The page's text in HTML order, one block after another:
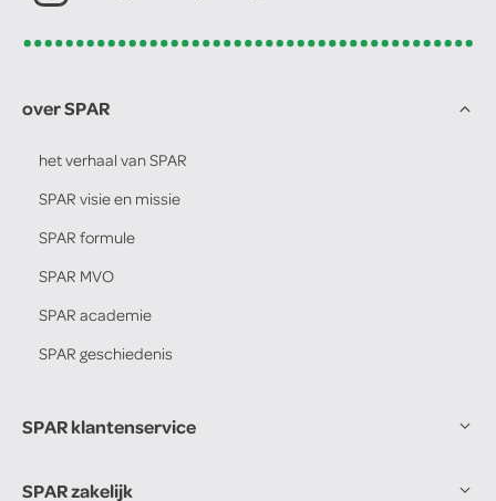
over SPAR
het verhaal vanSPAR
SPAR visie en missie
SPAR formule
SPAR MVO
SPAR academie
SPAR geschiedenis
SPAR klantenservice
SPAR zakelijk